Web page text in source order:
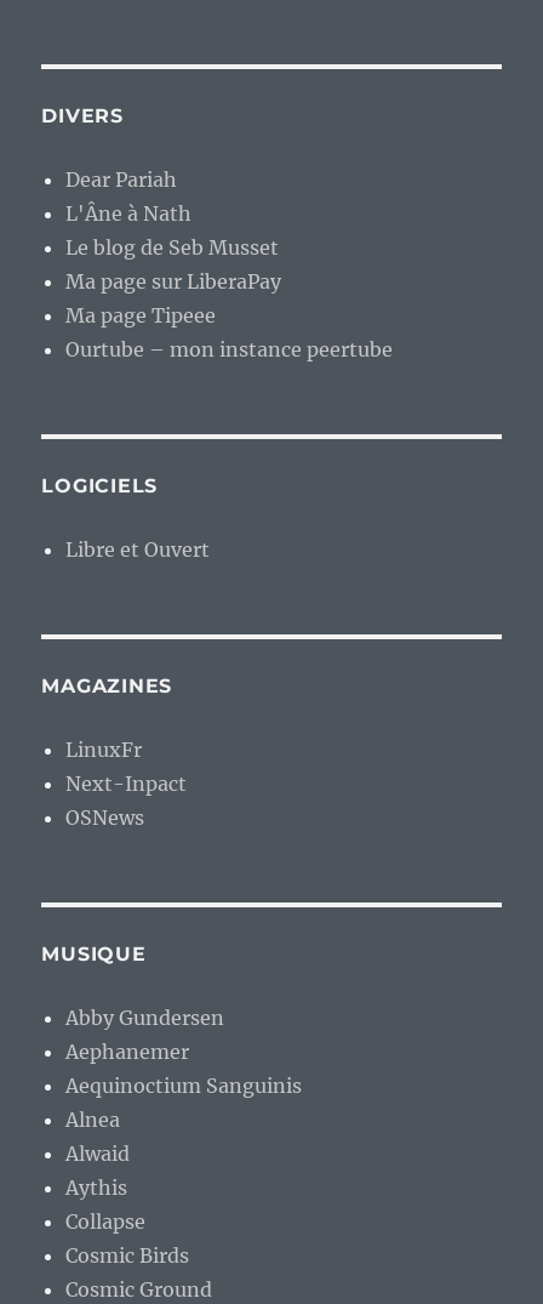
DIVERS
Dear Pariah
L'Âne à Nath
Le blog de Seb Musset
Ma page sur LiberaPay
Ma page Tipeee
Ourtube – mon instance peertube
LOGICIELS
Libre et Ouvert
MAGAZINES
LinuxFr
Next-Inpact
OSNews
MUSIQUE
Abby Gundersen
Aephanemer
Aequinoctium Sanguinis
Alnea
Alwaid
Aythis
Collapse
Cosmic Birds
Cosmic Ground